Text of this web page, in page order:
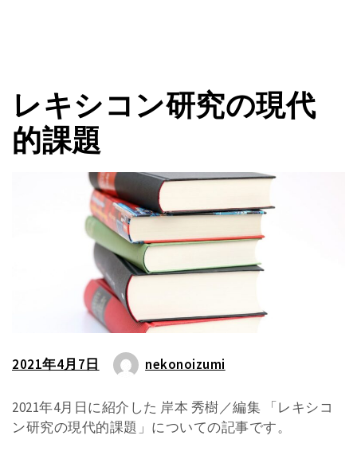
レキシコン研究の現代
的課題
2021年4月7日 nekonoizumi
2021年4月日に紹介した 岸本 秀樹／編集 「レキシコ
ン研究の現代的課題」についての記事です。